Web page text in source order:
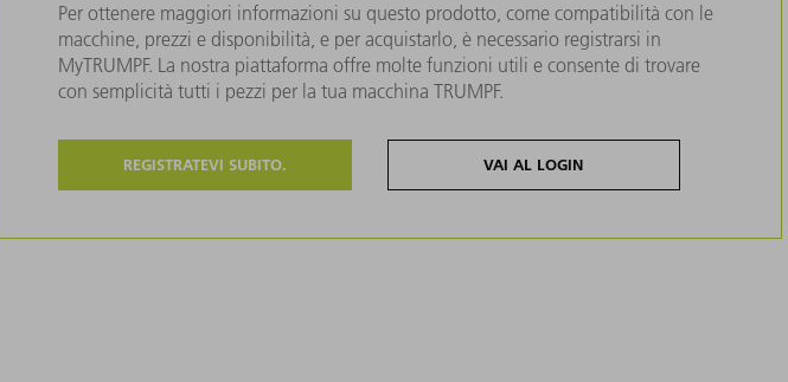
Per ottenere maggiori informazioni su questo prodotto, come compatibilità con le
macchine, prezzi e disponibilità, e per acquistarlo, è necessario registrarsi in
MyTRUMPF. La nostra piattaforma offre molte funzioni utili e consente di trovare
con semplicità tutti i pezzi per la tua macchina TRUMPF.
REGISTRATEVI SUBITO. VAI AL LOGIN